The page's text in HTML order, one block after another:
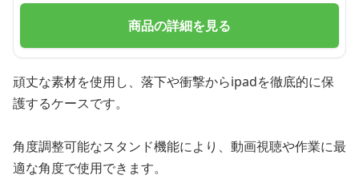
商品の詳細を見る
頑丈な素材を使用し、落下や衝撃からipadを徹底的に保
護するケースです。
角度調整可能なスタンド機能により、動画視聴や作業に最
適な角度で使用できます。